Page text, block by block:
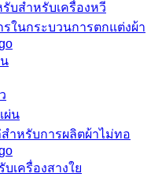
บสำหรับเครื่องหวี
ในกระบวนการตกแต่งผ้า
ผ่น
ำหรับการผลิตผ้าไม่ทอ
เครื่องสางใย